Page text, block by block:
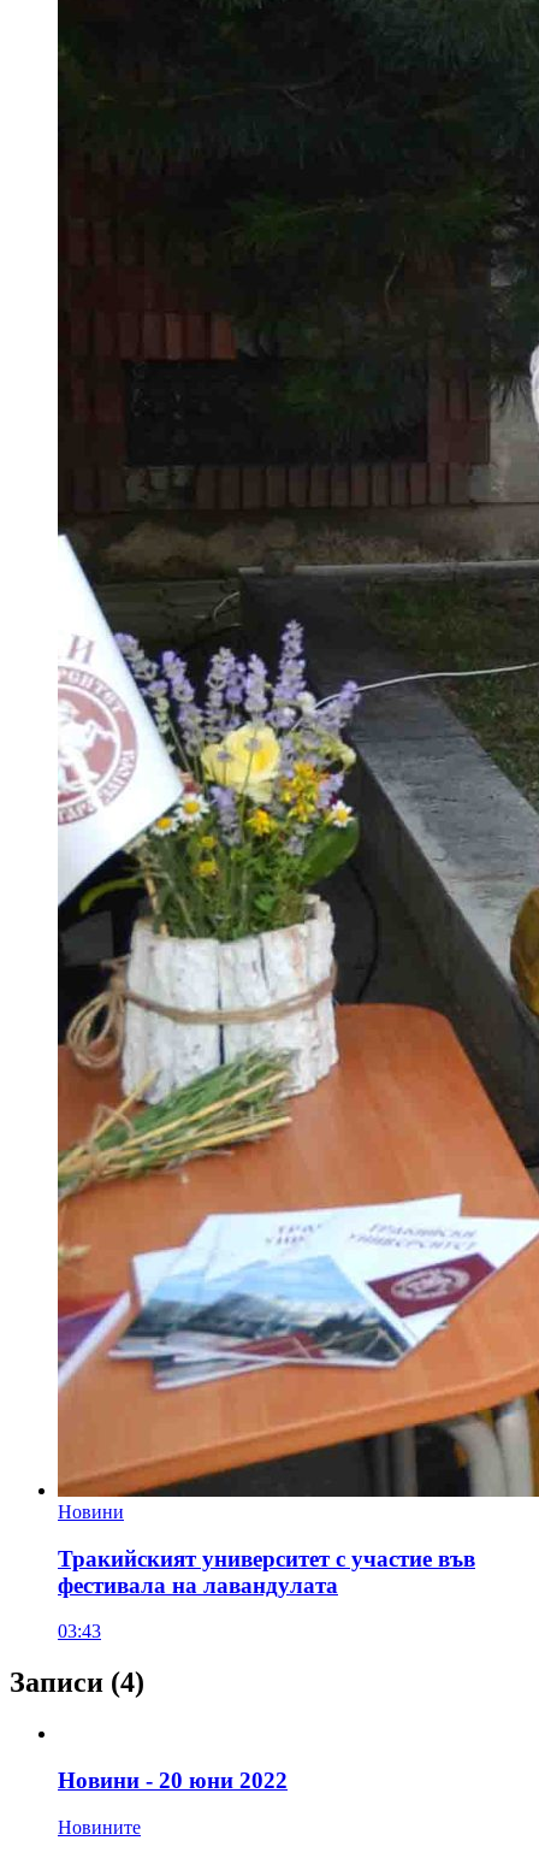
Новини
Тракийският университет с участие във
фестивала на лавандулата
03:43
Записи (4)
Новини - 20 юни 2022
Новините